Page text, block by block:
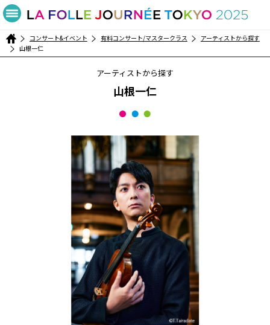
コンサート&イベント 有料コンサート/マスタークラス
アーティストから探す
山根一仁
アーティストから探す
山根一仁